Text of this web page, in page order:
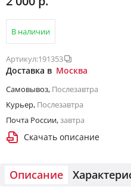
В наличии
Артикул:191353
Доставка в Москва
Самовывоз, Послезавтра
Курьер, Послезавтра
Почта России,завтра
Скачать описание
Описание